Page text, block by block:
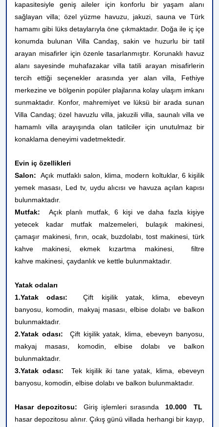
kapasitesiyle geniş aileler için konforlu bir yaşam alanı
sağlayan villa; özel yüzme havuzu, jakuzi, sauna ve Türk
hamamı gibi lüks detaylarıyla öne çıkmaktadır. Doğa ile iç içe
konumda bulunan Villa Candaş, sakin ve huzurlu bir tatil
arayan misafirler için özenle tasarlanmıştır. Korunaklı havuz
alanı sayesinde muhafazakar villa tatili arayan misafirlerin
tercih ettiği seçenekler arasında yer alan villa, Fethiye
merkezine ve bölgenin popüler plajlarına kolay ulaşım imkanı
sunmaktadır. Konfor, mahremiyet ve lüksü bir arada sunan
Villa Candaş; özel havuzlu villa, jakuzili villa, saunalı villa ve
hamamlı villa arayışında olan tatilciler için unutulmaz bir
konaklama deneyimi vadetmektedir.
Evin iç özellikleri
Salon: Açık mutfaklı salon, klima, modern koltuklar, 6 kişilik
yemek masası, Led tv, uydu alıcısı ve havuza açılan kapısı
bulunmaktadır.
Mutfak:
Açık planlı mutfak, 6 kişi ve daha fazla kişiye
yetecek kadar mutfak malzemeleri, bulaşık makinesi,
çamaşır makinesi, fırın, ocak, buzdolabı, tost makinesi, türk
kahve makinesi, ekmek kızartma makinesi,
filtre
kahve makinesi, çaydanlık ve kettle bulunmaktadır.
Yatak odaları
1.Yatak odası: Çift kişilik yatak, klima, ebeveyn
banyosu,
komodin, makyaj masası, elbise dolabı ve balkon
bulunmaktadır.
2.Yatak odası: Çift kişilik yatak, klima, ebeveyn banyosu,
makyaj masası, komodin, elbise dolabı ve balkon
bulunmaktadır.
3.Yatak odası:
Tek kişilik iki tane yatak, klima, ebeveyn
banyosu, komodin, elbise dolabı ve balkon bulunmaktadır.
Hasar depozitosu: Giriş işlemleri sırasında 10.000
TL
hasar depozitosu alınır. Çıkış günü villada herhangi bir kayıp,